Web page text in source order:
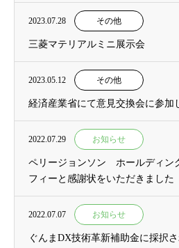
2023.07.28 その他
三菱マテリアルミニ展示会
2023.05.12 その他
経済産業省にて意見交換会に参加
2022.07.29 お知らせ
ペリージョンソン ホールディン
フィーと感謝状をいただきました
2022.07.07 お知らせ
ぐんまDX技術革新補助金に採択